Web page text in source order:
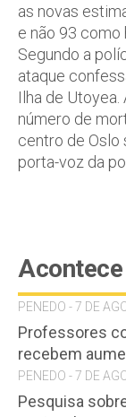
as novas
e não 93 como
Segundo a
ataque
Ilha de
número de
centro de Oslo
porta-voz da
PENEDO - 7 DE
Professores
recebem
PENEDO - 7 DE
Pesquisa